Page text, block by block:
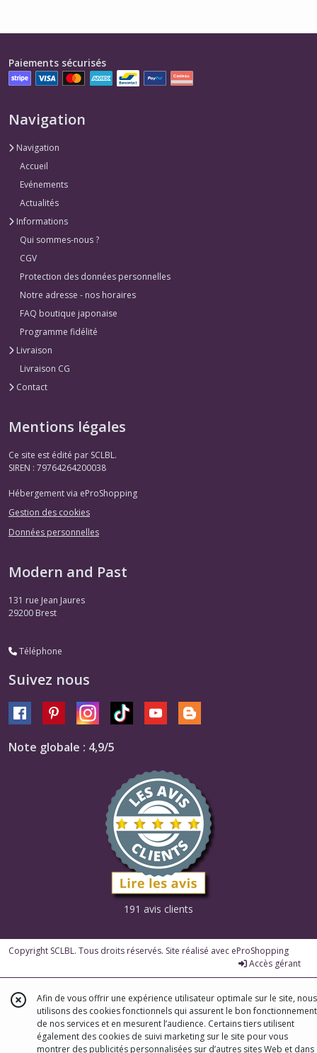
Paiements sécurisés
Navigation
Navigation
Accueil
Evénements
Actualités
Informations
Qui sommes-nous ?
CGV
Protection des données personnelles
Notre adresse - nos horaires
FAQ boutique japonaise
Programme fidélité
Livraison
Livraison CG
Contact
Mentions légales
Ce site est édité par SCLBL.
SIREN : 79764264200038
Hébergement via eProShopping
Gestion des cookies
Données personnelles
Modern and Past
131 rue Jean Jaures
29200 Brest
Téléphone
Suivez nous
Note globale : 4,9/5
191 avis clients
Copyright SCLBL. Tous droits réservés. Site réalisé avec eProShopping
Accès gérant
Afin de vous offrir une expérience utilisateur optimale sur le site, nous
utilisons des cookies fonctionnels qui assurent le bon fonctionnement
de nos services et en mesurent l’audience. Certains tiers utilisent
également des cookies de suivi marketing sur le site pour vous
montrer des publicités personnalisées sur d’autres sites Web et dans